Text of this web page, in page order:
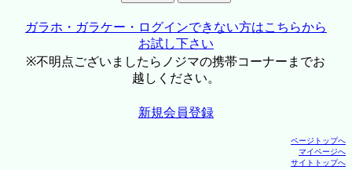
ガラホ・ガラケー・ログインできない方はこちらから
お試し下さい
※不明点ございましたらノジマの携帯コーナーまでお
越しください。
新規会員登録
ページトップへ
マイページへ
サイトトップへ